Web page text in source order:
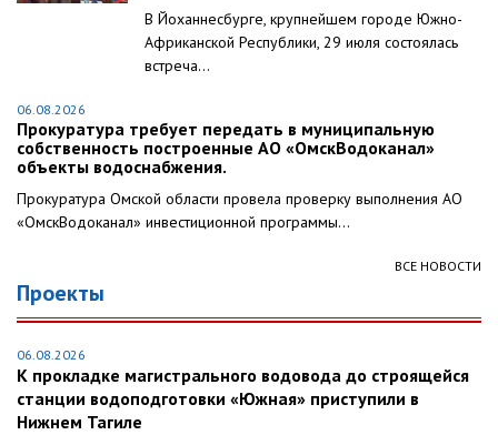
В Йоханнесбурге, крупнейшем городе Южно-
Африканской Республики, 29 июля состоялась
встреча...
06.08.2026
Прокуратура требует передать в муниципальную
собственность построенные АО «ОмскВодоканал»
объекты водоснабжения.
Прокуратура Омской области провела проверку выполнения АО
«ОмскВодоканал» инвестиционной программы...
ВСЕ НОВОСТИ
Проекты
06.08.2026
К прокладке магистрального водовода до строящейся
станции водоподготовки «Южная» приступили в
Нижнем Тагиле